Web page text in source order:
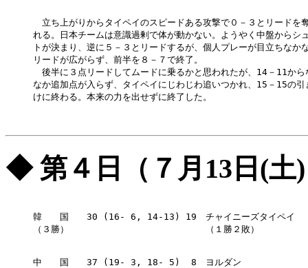
立ち上がりからタイペイのスピードある攻撃で０－３とリードを
れる。日本チームは意識過剰で体が動かない。ようやく中盤からシ
トが決まり、逆に５－３とリードするが、個人プレーが目立ちなか
リードが広がらず、前半を８－７で終了。
後半に３点リードしてムードに乗るかと思われたが、14－11から
なか追加点が入らず、タイペイにじわじわ追いつかれ、15－15の引
けに終わる。本来の力を出せずに終了した。
◆ 第４日（７月13日(土
韓　　国　　30 (16- 6, 14-13) 19　チャイニーズタイペイ
（３勝）　　                    　（１勝２敗）
中　　国　　37 (19- 3, 18- 5)  8　ヨルダン